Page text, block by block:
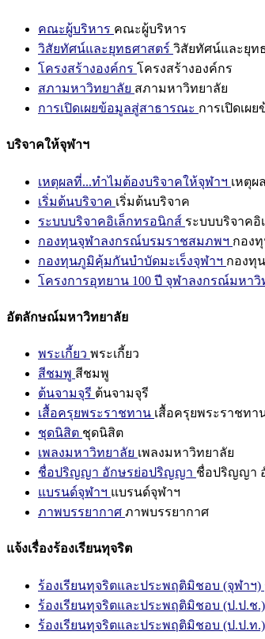
คณะผู้บริหาร คณะผู้บริหาร
วิสัยทัศน์และยุทธศาสตร์ วิสัยทัศน์และยุท
โครงสร้างองค์กร โครงสร้างองค์กร
สภามหาวิทยาลัย สภามหาวิทยาลัย
การเปิดเผยข้อมูลสู่สาธารณะ การเปิดเผ
บริจาคให้จุฬาฯ
เหตุผลที่...ทำไมต้องบริจาคให้จุฬาฯ เหตุผ
เริ่มต้นบริจาค เริ่มต้นบริจาค
ระบบบริจาคอิเล็กทรอนิกส์ ระบบบริจาคอิ
กองทุนจุฬาลงกรณ์บรมราชสมภพฯ กอง
กองทุนภูมิคุ้มกันบำบัดมะเร็งจุฬาฯ กองทุ
โครงการอุทยาน 100 ปี จุฬาลงกรณ์มหาวิ
อัตลักษณ์มหาวิทยาลัย
พระเกี้ยว พระเกี้ยว
สีชมพู สีชมพู
ต้นจามจุรี ต้นจามจุรี
เสื้อครุยพระราชทาน เสื้อครุยพระราชทา
ชุดนิสิต ชุดนิสิต
เพลงมหาวิทยาลัย เพลงมหาวิทยาลัย
ชื่อปริญญา อักษรย่อปริญญา ชื่อปริญญา
แบรนด์จุฬาฯ แบรนด์จุฬาฯ
ภาพบรรยากาศ ภาพบรรยากาศ
แจ้งเรื่องร้องเรียนทุจริต
ร้องเรียนทุจริตและประพฤติมิชอบ (จุฬาฯ)
ร้องเรียนทุจริตและประพฤติมิชอบ (ป.ป.ช.)
ร้องเรียนทุจริตและประพฤติมิชอบ (ป.ป.ท.)